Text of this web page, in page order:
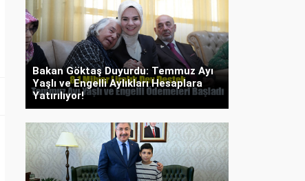
Bakan Göktaş Duyurdu: Temmuz Ayı
Yaşlı ve Engelli Aylıkları Hesaplara
Yatırılıyor!